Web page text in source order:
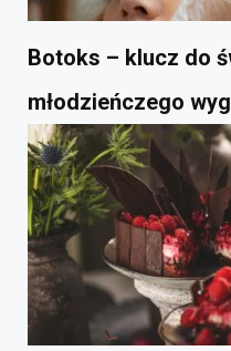
Botoks – klucz do
młodzieńczego